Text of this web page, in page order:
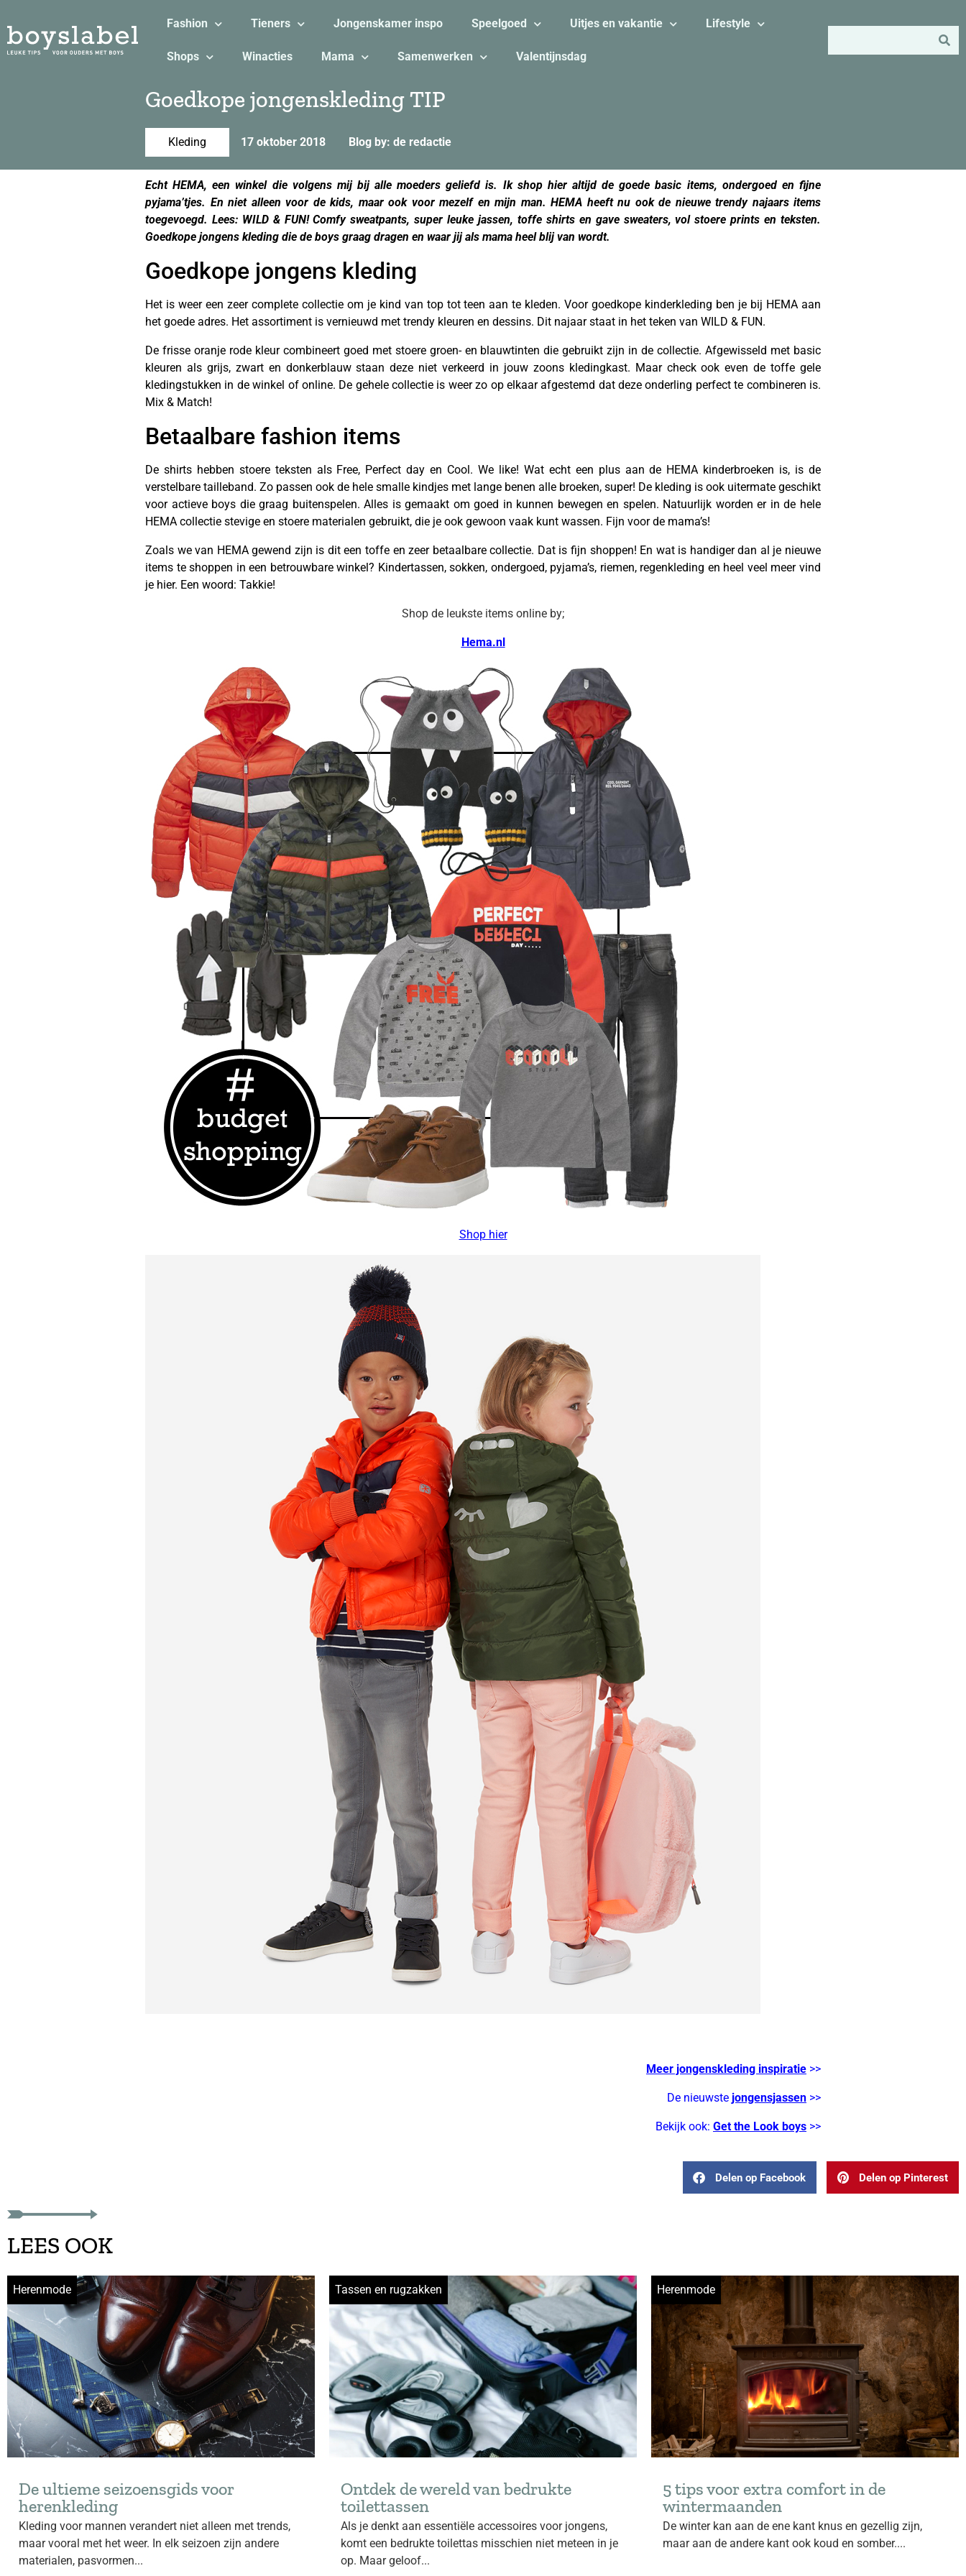
Fashion Tieners Jongenskamer inspo Speelgoed Uitjes en vakantie Lifestyle
Shops Winacties Mama Samenwerken Valentijnsdag
Goedkope jongenskleding TIP
Kleding 17 oktober 2018 Blog by: de redactie
Echt HEMA, een winkel die volgens mij bij alle moeders geliefd is. Ik shop hier altijd de goede basic items, ondergoed en fijne
pyjama’tjes. En niet alleen voor de kids, maar ook voor mezelf en mijn man. HEMA heeft nu ook de nieuwe trendy najaars items
toegevoegd. Lees: WILD & FUN! Comfy sweatpants, super leuke jassen, toffe shirts en gave sweaters, vol stoere prints en teksten.
Goedkope jongens kleding die de boys graag dragen en waar jij als mama heel blij van wordt.
Goedkope jongens kleding
Het is weer een zeer complete collectie om je kind van top tot teen aan te kleden. Voor goedkope kinderkleding ben je bij HEMA aan
het goede adres. Het assortiment is vernieuwd met trendy kleuren en dessins. Dit najaar staat in het teken van WILD & FUN.
De frisse oranje rode kleur combineert goed met stoere groen- en blauwtinten die gebruikt zijn in de collectie. Afgewisseld met basic
kleuren als grijs, zwart en donkerblauw staan deze niet verkeerd in jouw zoons kledingkast. Maar check ook even de toffe gele
kledingstukken in de winkel of online. De gehele collectie is weer zo op elkaar afgestemd dat deze onderling perfect te combineren is.
Mix & Match!
Betaalbare fashion items
De shirts hebben stoere teksten als Free, Perfect day en Cool. We like! Wat echt een plus aan de HEMA kinderbroeken is, is de
verstelbare tailleband. Zo passen ook de hele smalle kindjes met lange benen alle broeken, super! De kleding is ook uitermate geschikt
voor actieve boys die graag buitenspelen. Alles is gemaakt om goed in kunnen bewegen en spelen. Natuurlijk worden er in de hele
HEMA collectie stevige en stoere materialen gebruikt, die je ook gewoon vaak kunt wassen. Fijn voor de mama’s!
Zoals we van HEMA gewend zijn is dit een toffe en zeer betaalbare collectie. Dat is fijn shoppen! En wat is handiger dan al je nieuwe
items te shoppen in een betrouwbare winkel? Kindertassen, sokken, ondergoed, pyjama’s, riemen, regenkleding en heel veel meer vind
je hier. Een woord: Takkie!
Shop de leukste items online by;
Hema.nl
Shop hier
Meer jongenskleding inspiratie >>
De nieuwste jongensjassen >>
Bekijk ook: Get the Look boys >>
Delen op Facebook Delen op Pinterest
LEES OOK
Herenmode
De ultieme seizoensgids voor
herenkleding
Kleding voor mannen verandert niet alleen met trends,
maar vooral met het weer. In elk seizoen zijn andere
materialen, pasvormen...
Tassen en rugzakken
Ontdek de wereld van bedrukte
toilettassen
Als je denkt aan essentiële accessoires voor jongens,
komt een bedrukte toilettas misschien niet meteen in je
op. Maar geloof...
Herenmode
5 tips voor extra comfort in de
wintermaanden
De winter kan aan de ene kant knus en gezellig zijn,
maar aan de andere kant ook koud en somber....